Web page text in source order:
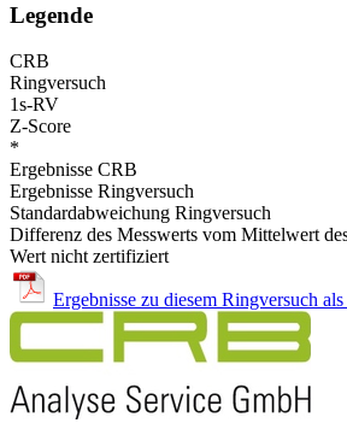
Legende
CRB
Ringversuch
1s-RV
Z-Score
*
Ergebnisse CRB
Ergebnisse Ringversuch
Standardabweichung Ringversuch
Differenz des Messwerts vom Mittelwert
Wert nicht zertifiziert
Ergebnisse zu diesem Ringversuch